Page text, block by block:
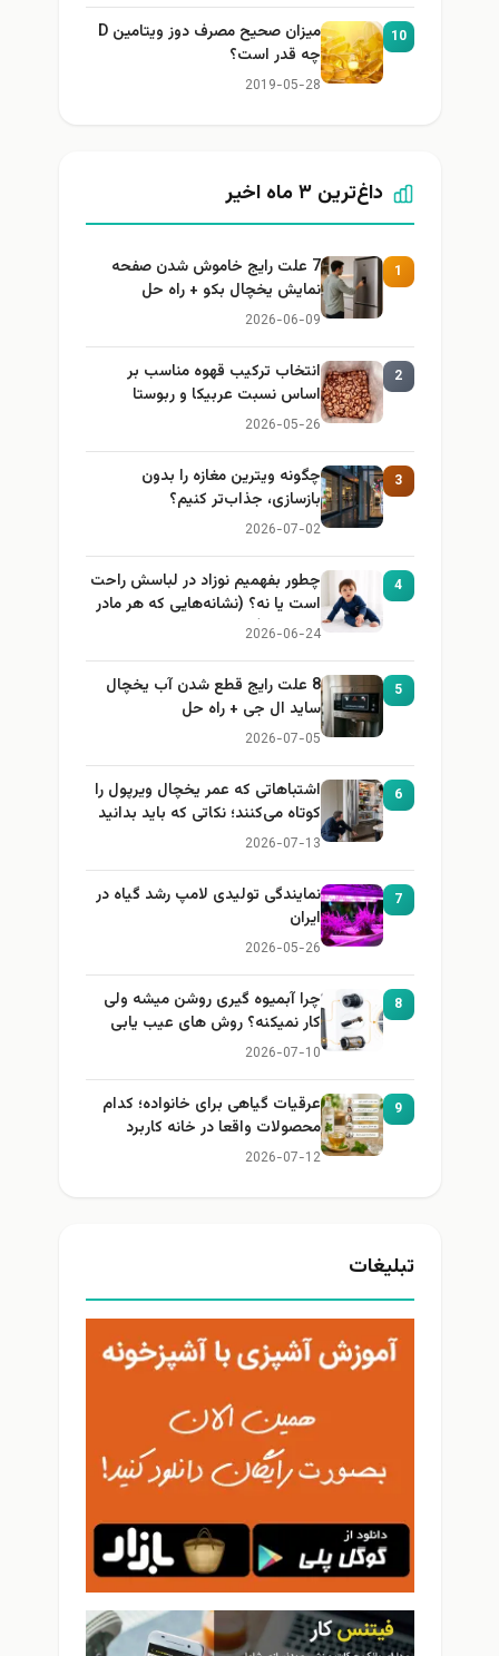
10
میزان صحیح مصرف دوز ویتامین D
چه قدر است؟
2019-05-28
داغ‌ترین ۳ ماه اخیر
1
7 علت رایج خاموش شدن صفحه
نمایش یخچال بکو + راه حل
2026-06-09
2
انتخاب ترکیب قهوه مناسب بر
اساس نسبت عربیکا و ربوستا
2026-05-26
3
چگونه ویترین مغازه را بدون
بازسازی، جذاب‌تر کنیم؟
2026-07-02
4
چطور بفهمیم نوزاد در لباسش راحت
است یا نه؟ (نشانه‌هایی که هر مادر
باید بداند)
2026-06-24
5
8 علت رایج قطع شدن آب یخچال
ساید ال جی + راه حل
2026-07-05
6
اشتباهاتی که عمر یخچال ویرپول را
کوتاه می‌کنند؛ نکاتی که باید بدانید
2026-07-13
7
نمایندگی تولیدی لامپ رشد گیاه در
ایران
2026-05-26
8
چرا آبمیوه گیری روشن میشه ولی
کار نمیکنه؟ روش های عیب یابی
2026-07-10
9
عرقیات گیاهی برای خانواده؛ کدام
محصولات واقعا در خانه کاربرد
دارند؟
2026-07-12
تبلیغات